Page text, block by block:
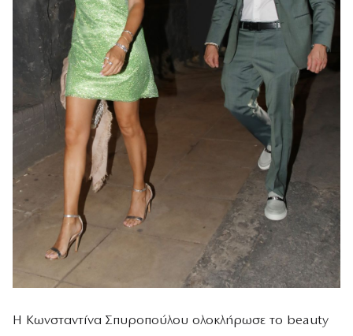
Η Κωνσταντίνα Σπυροπούλου ολοκλήρωσε το beauty